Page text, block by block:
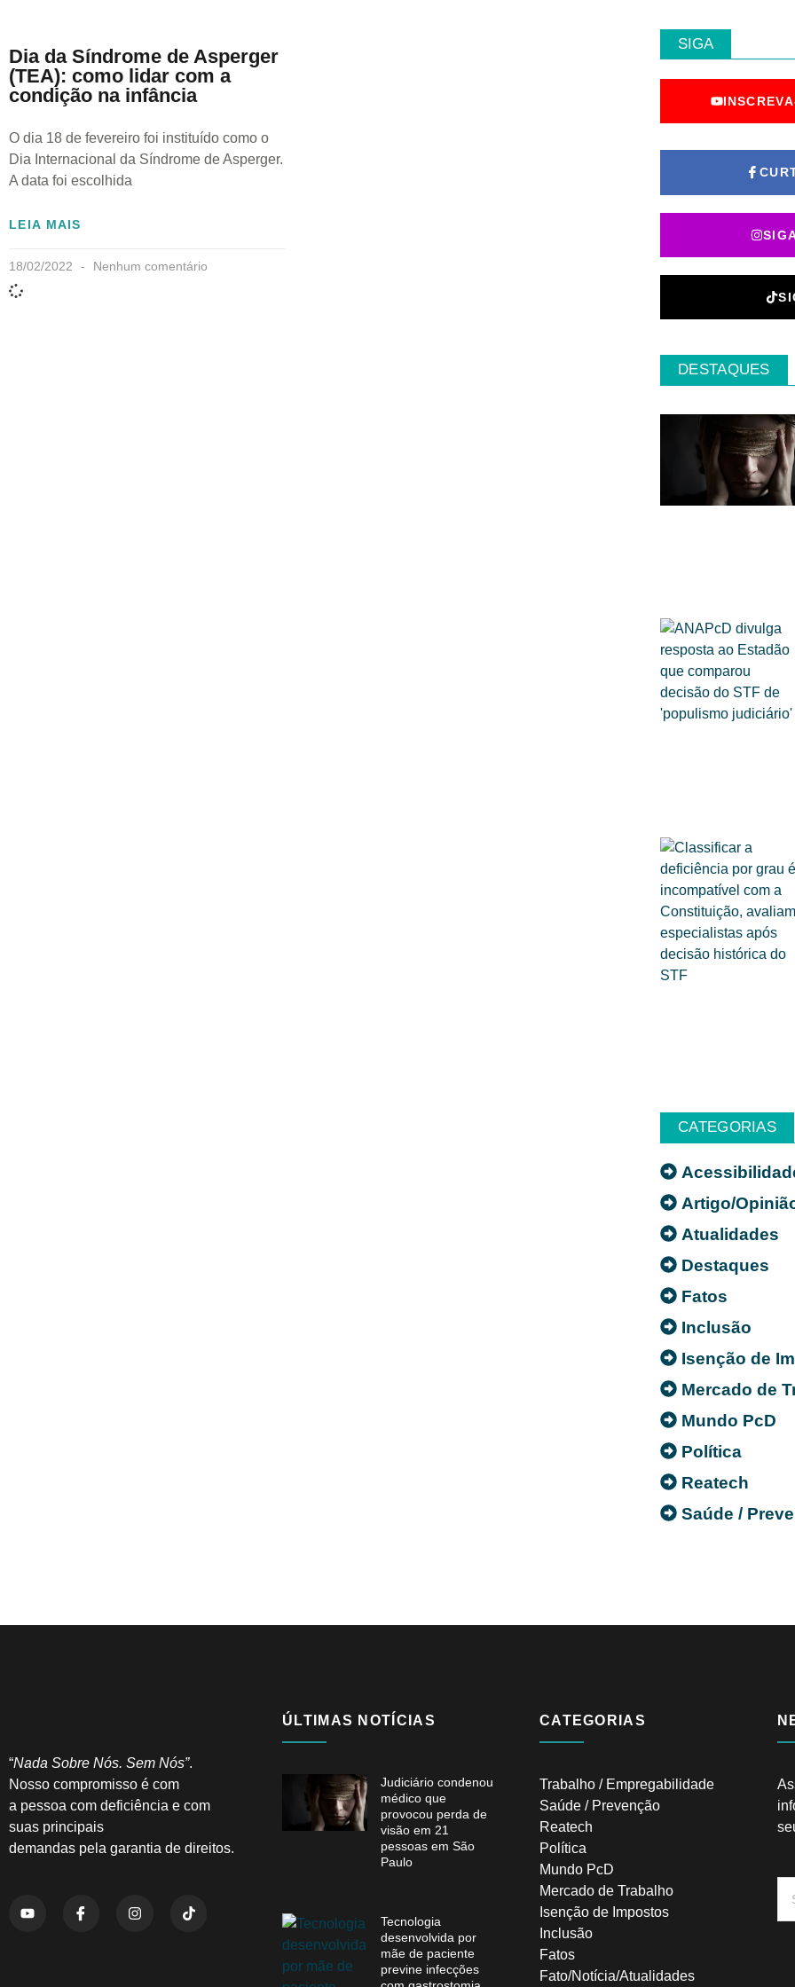
Dia da Síndrome de Asperger
(TEA): como lidar com a
condição na infância
O dia 18 de fevereiro foi instituído como o
Dia Internacional da Síndrome de Asperger.
A data foi escolhida
LEIA MAIS
18/02/2022 Nenhum comentário
SIGA
DESTAQUES
CATEGORIAS
Artigo/
Atualidades
Destaques
Fatos
Inclusão
Isenção de
Mercado de
Mundo PcD
Política
Reatech
Saúde /
“Nada Sobre Nós. Sem Nós”.
Nosso compromisso é com
a pessoa com deficiência e com
suas principais
demandas pela garantia de direitos.
ÚLTIMAS NOTÍCIAS
Judiciário condenou
médico que
provocou perda de
visão em 21
pessoas em São
Paulo
Tecnologia
desenvolvida por
mãe de paciente
previne infecções
CATEGORIAS
Trabalho / Empregabilidade
Saúde / Prevenção
Reatech
Política
Mundo PcD
Mercado de Trabalho
Isenção de Impostos
Inclusão
Fatos
Fato/Notícia/Atualidades